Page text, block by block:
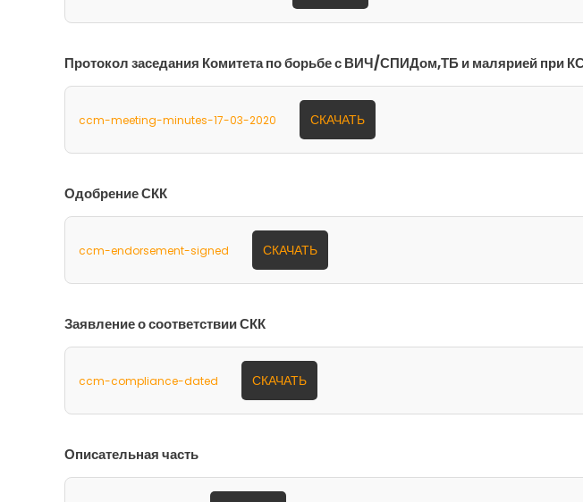
Протокол заседания Комитета по борьбе с ВИЧ/СПИДом,ТБ и малярией при
ccm-meeting-minutes-17-03-2020 СКАЧАТЬ
Одобрение СКК
ccm-endorsement-signed СКАЧАТЬ
Заявление о соответствии СКК
ccm-compliance-dated СКАЧАТЬ
Описательная часть